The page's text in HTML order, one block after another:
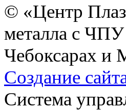
© «Центр
металла с ЧПУ
Чебоксарах и
Создание
Система